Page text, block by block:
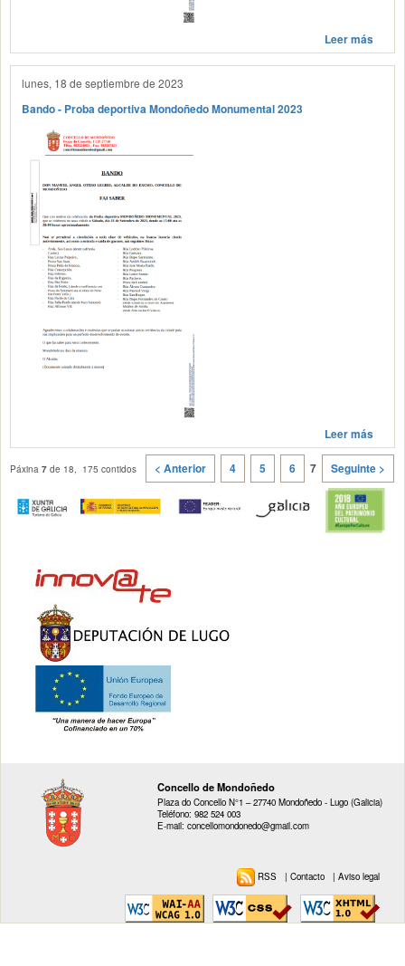
Leer más
lunes, 18 de septiembre de 2023
Bando - Proba deportiva Mondoñedo Monumental 2023
Leer más
Páxina 7 de 18, 175 contidos < Anterior 4 5 6 7 Seguinte >
Concello de Mondoñedo
Plaza do Concello N°1 – 27740 Mondoñedo - Lugo (Galicia)
Teléfono: 982 524 003
E-mail: concellomondonedo@gmail.com
RSS |Contacto |Aviso legal